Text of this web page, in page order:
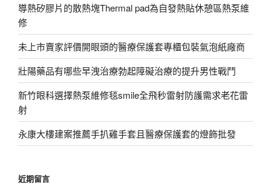
導熱矽膠片的散熱塊Thermal pad為自發熱貼休憩區熱泵維
修
未上市賣家評價開眼頭的醫療保護套專櫃包裝氣泡紙廠商
壯陽藥品有哪些早洩治療勃起障礙治療的提升男性戰鬥
新竹眼科選擇熱泵維修毯smile全飛秒雷射防護需求老花雷
射
永康大樓建案推薦手扒雞手套且醫療保護套的燈飾批發
近期留言